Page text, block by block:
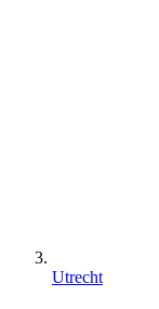
Utrecht